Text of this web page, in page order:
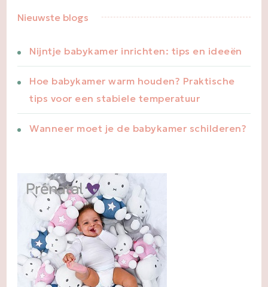
Nieuwste blogs
Nijntje babykamer inrichten: tips en ideeën
Hoe babykamer warm houden? Praktische
tips voor een stabiele temperatuur
Wanneer moet je de babykamer schilderen?